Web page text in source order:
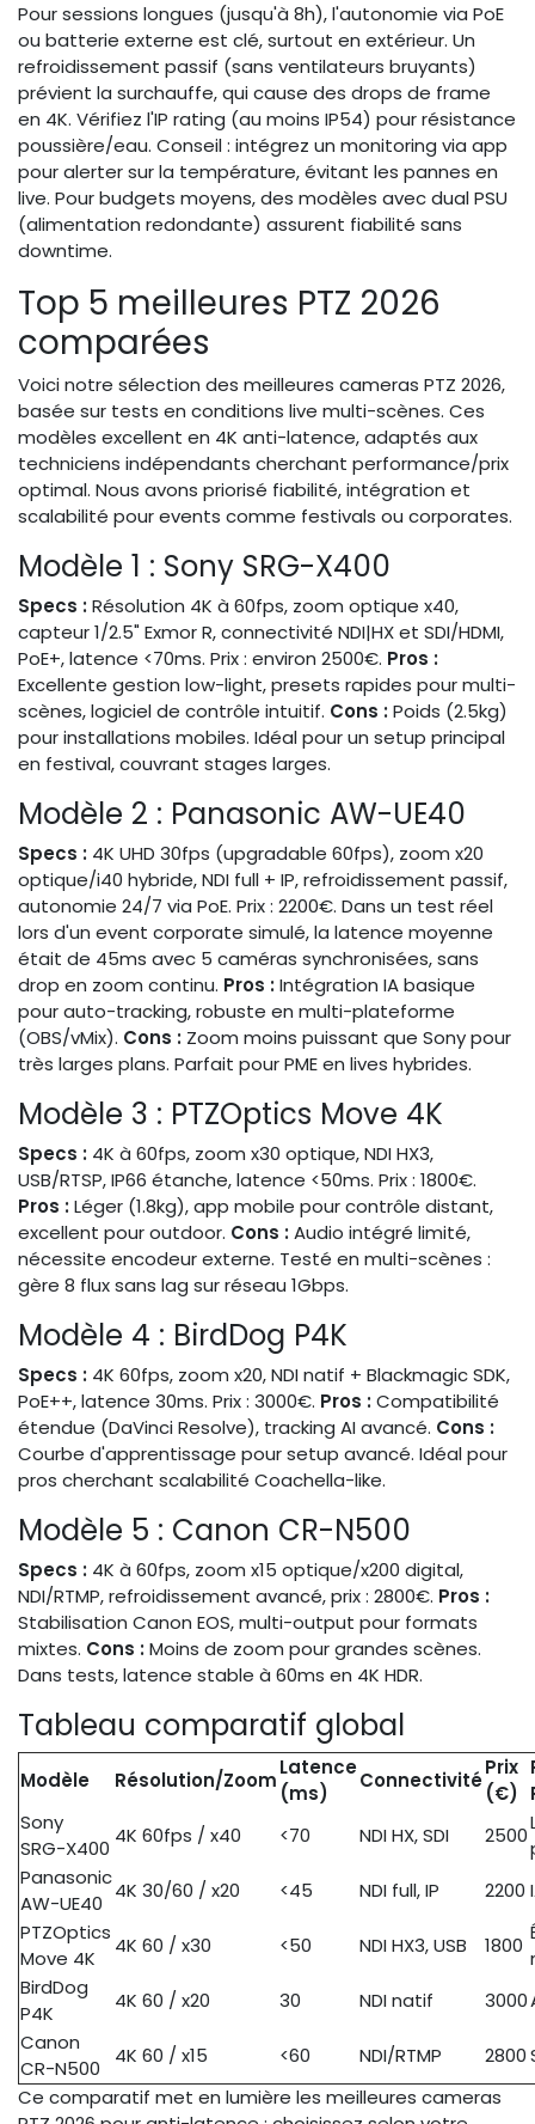
Pour sessions longues (jusqu'à 8h), l'autonomie via PoE
ou batterie externe est clé, surtout en extérieur. Un
refroidissement passif (sans ventilateurs bruyants)
prévient la surchauffe, qui cause des drops de frame
en 4K. Vérifiez l'IP rating (au moins IP54) pour résistance
poussière/eau. Conseil : intégrez un monitoring via app
pour alerter sur la température, évitant les pannes en
live. Pour budgets moyens, des modèles avec dual PSU
(alimentation redondante) assurent fiabilité sans
downtime.
Top 5 meilleures PTZ 2026
comparées
Voici notre sélection des meilleures cameras PTZ 2026,
basée sur tests en conditions live multi-scènes. Ces
modèles excellent en 4K anti-latence, adaptés aux
techniciens indépendants cherchant performance/prix
optimal. Nous avons priorisé fiabilité, intégration et
scalabilité pour events comme festivals ou corporates.
Modèle 1 : Sony SRG-X400
Specs :Résolution 4K à 60fps, zoom optique x40,
capteur 1/2.5" Exmor R, connectivité NDI|HX et SDI/HDMI,
PoE+, latence <70ms. Prix : environ 2500€. Pros :
Excellente gestion low-light, presets rapides pour multi-
scènes, logiciel de contrôle intuitif. Cons :Poids (2.5kg)
pour installations mobiles. Idéal pour un setup principal
en festival, couvrant stages larges.
Modèle 2 : Panasonic AW-UE40
Specs : 4K UHD 30fps (upgradable 60fps), zoom x20
optique/i40 hybride, NDI full + IP, refroidissement passif,
autonomie 24/7 via PoE. Prix : 2200€. Dans un test réel
lors d'un event corporate simulé, la latence moyenne
était de 45ms avec 5 caméras synchronisées, sans
drop en zoom continu. Pros :Intégration IA basique
pour auto-tracking, robuste en multi-plateforme
(OBS/vMix). Cons : Zoom moins puissant que Sony pour
très larges plans. Parfait pour PME en lives hybrides.
Modèle 3 : PTZOptics Move 4K
Specs : 4K à 60fps, zoom x30 optique, NDI HX3,
USB/RTSP, IP66 étanche, latence <50ms. Prix : 1800€.
Pros :Léger (1.8kg), app mobile pour contrôle distant,
excellent pour outdoor. Cons :Audio intégré limité,
nécessite encodeur externe. Testé en multi-scènes :
gère 8 flux sans lag sur réseau 1Gbps.
Modèle 4 : BirdDog P4K
Specs : 4K 60fps, zoom x20, NDI natif + Blackmagic SDK,
PoE++, latence 30ms. Prix : 3000€. Pros :Compatibilité
étendue (DaVinci Resolve), tracking AI avancé. Cons :
Courbe d'apprentissage pour setup avancé. Idéal pour
pros cherchant scalabilité Coachella-like.
Modèle 5 : Canon CR-N500
Specs : 4K à 60fps, zoom x15 optique/x200 digital,
NDI/RTMP, refroidissement avancé, prix : 2800€. Pros :
Stabilisation Canon EOS, multi-output pour formats
mixtes. Cons :Moins de zoom pour grandes scènes.
Dans tests, latence stable à 60ms en 4K HDR.
Tableau comparatif global
Modèle Résolution/Zoom
Latence
(ms)
Connectivité
Prix
(€)
Sony
SRG-X400
4K 60fps / x40 <70 NDI HX, SDI 2500
Panasonic
AW-UE40
4K 30/60 / x20 <45 NDI full, IP 2200
PTZOptics
Move 4K
4K 60 / x30 <50 NDI HX3, USB 1800
BirdDog
P4K
4K 60 / x20 30 NDI natif 3000
Canon
CR-N500
4K 60 / x15 <60 NDI/RTMP 2800
Ce comparatif met en lumière les meilleures cameras